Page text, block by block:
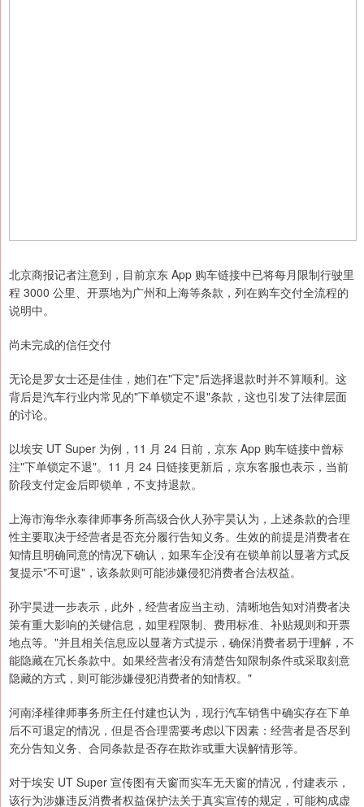
北京商报记者注意到，目前京东 App 购车链接中已将每月限制行驶里
程 3000 公里、开票地为广州和上海等条款，列在购车交付全流程的
说明中。
尚未完成的信任交付
无论是罗女士还是佳佳，她们在"下定"后选择退款时并不算顺利。这
背后是汽车行业内常见的"下单锁定不退"条款，这也引发了法律层面
的讨论。
以埃安 UT Super 为例，11 月 24 日前，京东 App 购车链接中曾标
注"下单锁定不退"。11 月 24 日链接更新后，京东客服也表示，当前
阶段支付定金后即锁单，不支持退款。
上海市海华永泰律师事务所高级合伙人孙宇昊认为，上述条款的合理
性主要取决于经营者是否充分履行告知义务。生效的前提是消费者在
知情且明确同意的情况下确认，如果车企没有在锁单前以显著方式反
复提示"不可退"，该条款则可能涉嫌侵犯消费者合法权益。
孙宇昊进一步表示，此外，经营者应当主动、清晰地告知对消费者决
策有重大影响的关键信息，如里程限制、费用标准、补贴规则和开票
地点等。"并且相关信息应以显著方式提示，确保消费者易于理解，不
能隐藏在冗长条款中。如果经营者没有清楚告知限制条件或采取刻意
隐藏的方式，则可能涉嫌侵犯消费者的知情权。"
河南泽槿律师事务所主任付建也认为，现行汽车销售中确实存在下单
后不可退定的情况，但是否合理需要考虑以下因素：经营者是否尽到
充分告知义务、合同条款是否存在欺诈或重大误解情形等。
对于埃安 UT Super 宣传图有天窗而实车无天窗的情况，付建表示，
该行为涉嫌违反消费者权益保护法关于真实宣传的规定，可能构成虚